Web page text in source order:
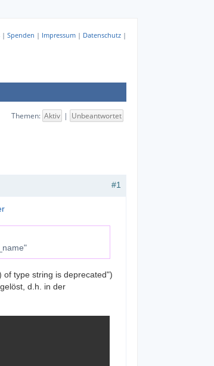
| Spenden | Impressum | Datenschutz |
Themen: Aktiv | Unbeantwortet
#1
of type string is deprecated")
d.h. in der